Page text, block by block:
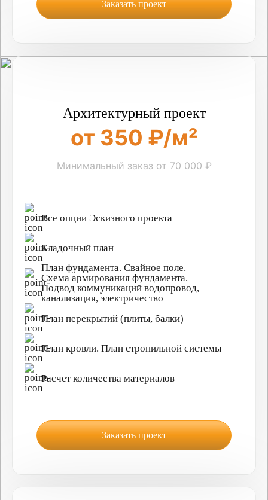
Заказать проект
Архитектурный проект
от 350 ₽/м²
Минимальный заказ от 70 000 ₽
Все опции Эскизного проекта
Кладочный план
План фундамента. Свайное поле.
Схема армирования фундамента.
Подвод коммуникаций водопровод,
канализация, электричество
План перекрытий (плиты, балки)
План кровли. План стропильной системы
Расчет количества материалов
Заказать проект